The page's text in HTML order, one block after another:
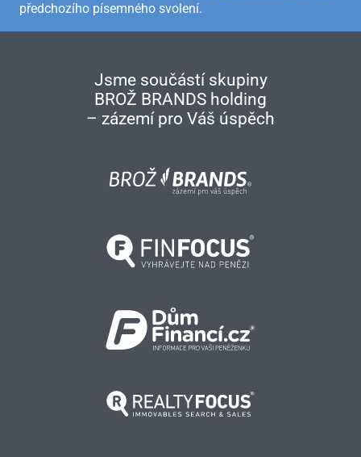
předchozího písemného svolení.
Jsme součástí skupiny
BROŽ BRANDS holding
– zázemí pro Váš úspěch